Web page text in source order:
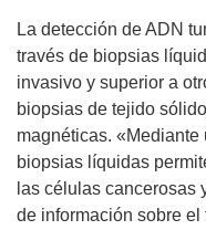
La detección de ADN
través de biopsias
invasivo y superior a
biopsias de tejido
magnéticas.
biopsias líquidas
las células cancerosas
de información sobre